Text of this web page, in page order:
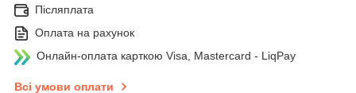
Післяплата
Оплата на рахунок
Онлайн-оплата карткою Visa, Mastercard - LiqPay
Всі умови оплати